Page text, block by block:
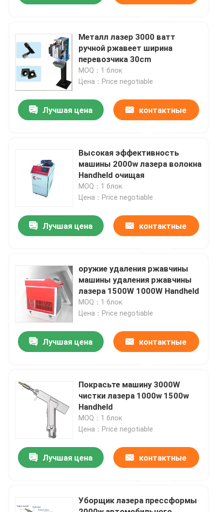
Дом
Видео
О нас
Путешествие фабрики
Проверка качества
Свяжитесь мы
Новости
Спросите цитату
Металл лазер 3000 ватт
ручной ржавеет ширина
перевозчика 30cm
MOQ：1 блок
Цена：Price negotiable
Лучшая цена контактные
Высокая эффективность
машины 2000w лазера волокна
Handheld очищая
MOQ：1 блок
Цена：Price negotiable
Лучшая цена контактные
оружие удаления ржавчины
машины удаления ржавчины
лазера 1500W 1000W Handheld
MOQ：1 блок
Цена：Price negotiable
Лучшая цена контактные
Покрасьте машину 3000W
чистки лазера 1000w 1500w
Handheld
MOQ：1 блок
Цена：Price negotiable
Лучшая цена контактные
Уборщик лазера прессформы